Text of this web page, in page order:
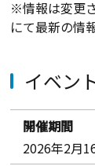
※情報は変更
にて最新の情
イベン
開催期間
2026年2月